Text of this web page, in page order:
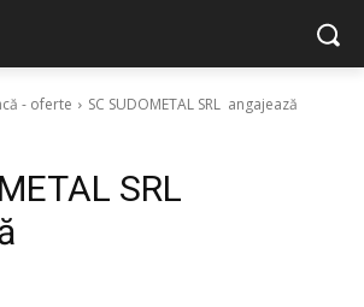
- oferte SC SUDOMETAL SRL angajează
SRL